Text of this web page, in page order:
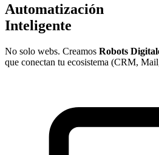
Automatización
Inteligente
No solo webs. Creamos Robots
que conectan tu ecosistema (CRM,